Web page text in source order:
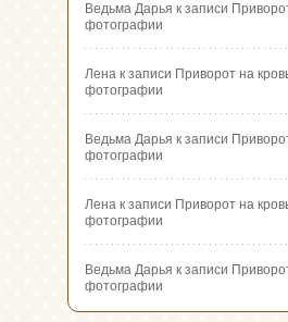
Ведьма Дарья к записи
фотографии
Лена к записи Приворот на
фотографии
Ведьма Дарья к записи
фотографии
Лена к записи Приворот на
фотографии
Ведьма Дарья к записи
фотографии